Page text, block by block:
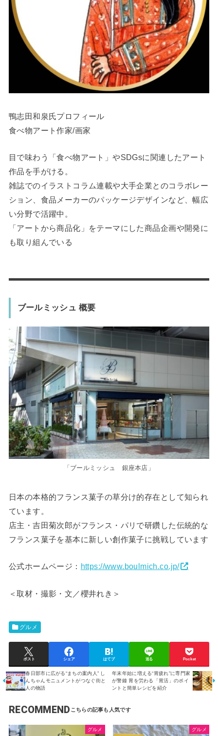
鴨志田和泉氏プロフィール
食べ物アート作家/画家
目で味わう「食べ物アート」やSDGsに関連したアート
作品を手がける。
雑誌でのイラストコラム連載や大手企業とのコラボレー
ション、食品メーカーのパッケージデザインなど、幅広
い分野で活躍中。
「アートから商品化」をテーマにした商品企画や開発に
も取り組んでいる
ブールミッシュ 概要
「ブールミッシュ 銀座本店」
日本の本格的フランス菓子の草分け的存在として知られ
ています。
店主・吉田菊次郎がフランス・パリで研鑽した伝統的な
フランス菓子を基本に新しい創作菓子に挑戦しています
公式ホームページ： https://www.boulmich.co.jp/
＜取材・撮影・文／櫻井れき＞
グルメ
ポスト シェア はてブ 送る Pocket
春日部市に広がる“まちの案内人” し
んちゃんモニュメントがつなぐ街と
人の物語
年末年始に増える“胃疲れ”に専門家
が警鐘 胃を労わる「胃活」のポイ
ントと簡単レシピを紹介
RECOMMEND
グルメ グルメ